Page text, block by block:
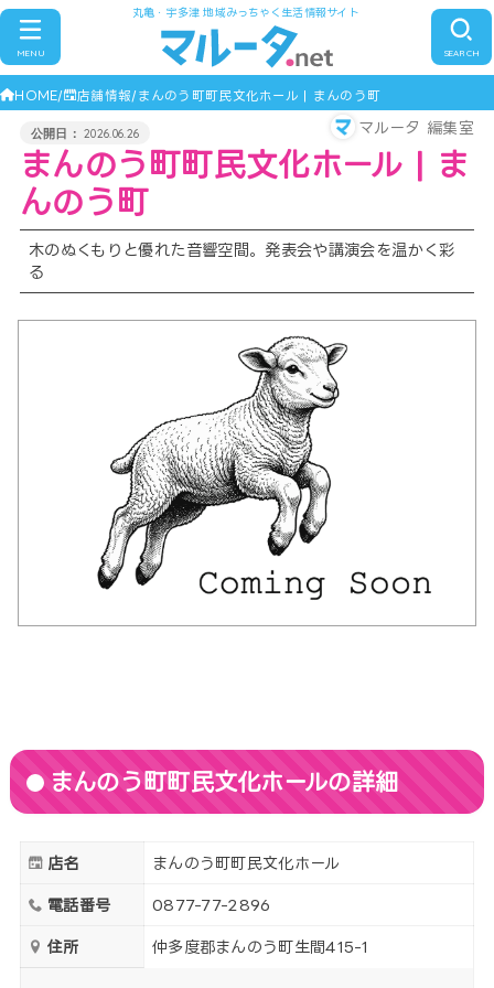
丸亀・宇多津 地域みっちゃく生活情報サイト
SEARCH
MENU
HOME 店舗情報 まんのう町町民文化ホール | まんのう町
2026.06.26 マルータ 編集室
まんのう町町民文化ホール | ま
んのう町
木のぬくもりと優れた音響空間。発表会や講演会を温かく彩
る
まんのう町町民文化ホールの詳細
店名 まんのう町町民文化ホール
電話番号 0877-77-2896
住所 仲多度郡まんのう町生間415-1